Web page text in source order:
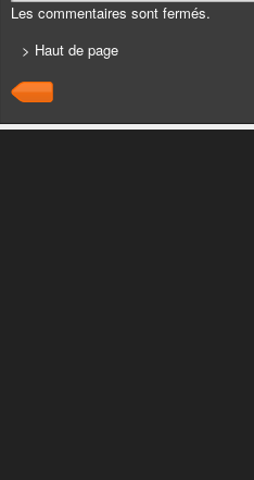
Les commentaires sont fermés.
> Haut de page